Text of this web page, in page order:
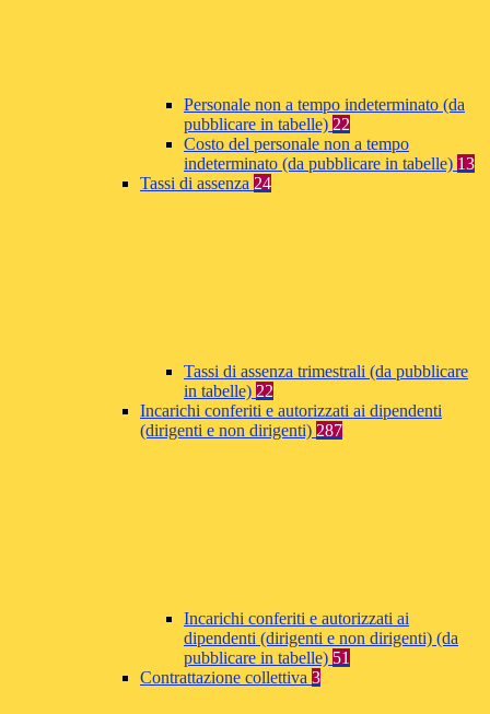
Personale non a tempo indeterminato (da
pubblicare in tabelle) 22
Costo del personale non a tempo
indeterminato (da pubblicare in tabelle) 13
Tassi di assenza 24
Tassi di assenza trimestrali (da pubblicare
in tabelle) 22
Incarichi conferiti e autorizzati ai dipendenti
(dirigenti e non dirigenti) 287
Incarichi conferiti e autorizzati ai
dipendenti (dirigenti e non dirigenti) (da
pubblicare in tabelle) 51
Contrattazione collettiva 3